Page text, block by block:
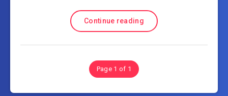
Continue reading
Page 1 of 1